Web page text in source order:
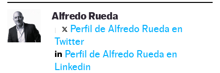
Alfredo Rueda
Perfil de Alfredo Rueda en
Twitter
Perfil de Alfredo Rueda en
Linkedin